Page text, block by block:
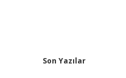
Sidebar
Son Yazılar